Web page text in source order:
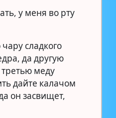
у меня во рту
сладкого
да другую
третью меду
дайте калачом
он засвищет,